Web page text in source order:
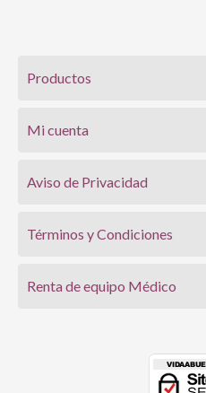
Productos
Mi cuenta
Aviso de Privacidad
Términos y Condiciones
Renta de equipo Médico